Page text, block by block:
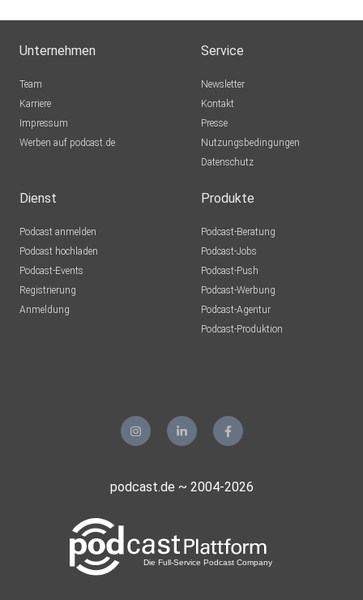
Unternehmen
Team
Karriere
Impressum
Werben auf podcast.de
Service
Newsletter
Kontakt
Presse
Nutzungsbedingungen
Datenschutz
Dienst
Podcast anmelden
Podcast hochladen
Podcast-Events
Registrierung
Anmeldung
Produkte
Podcast-Beratung
Podcast-Jobs
Podcast-Push
Podcast-Werbung
Podcast-Agentur
Podcast-Produktion
podcast.de ~ 2004-2026